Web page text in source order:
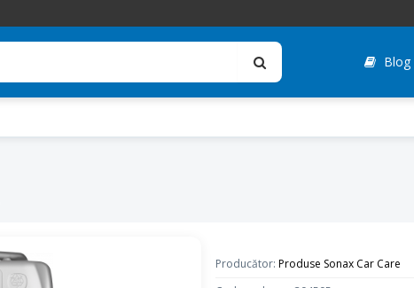
Blog
Producător: Produse Sonax Car Care